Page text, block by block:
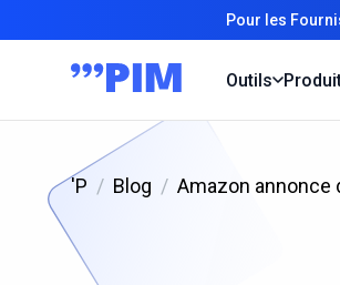
Pour les
Outils
'P Blog Amazon annonce